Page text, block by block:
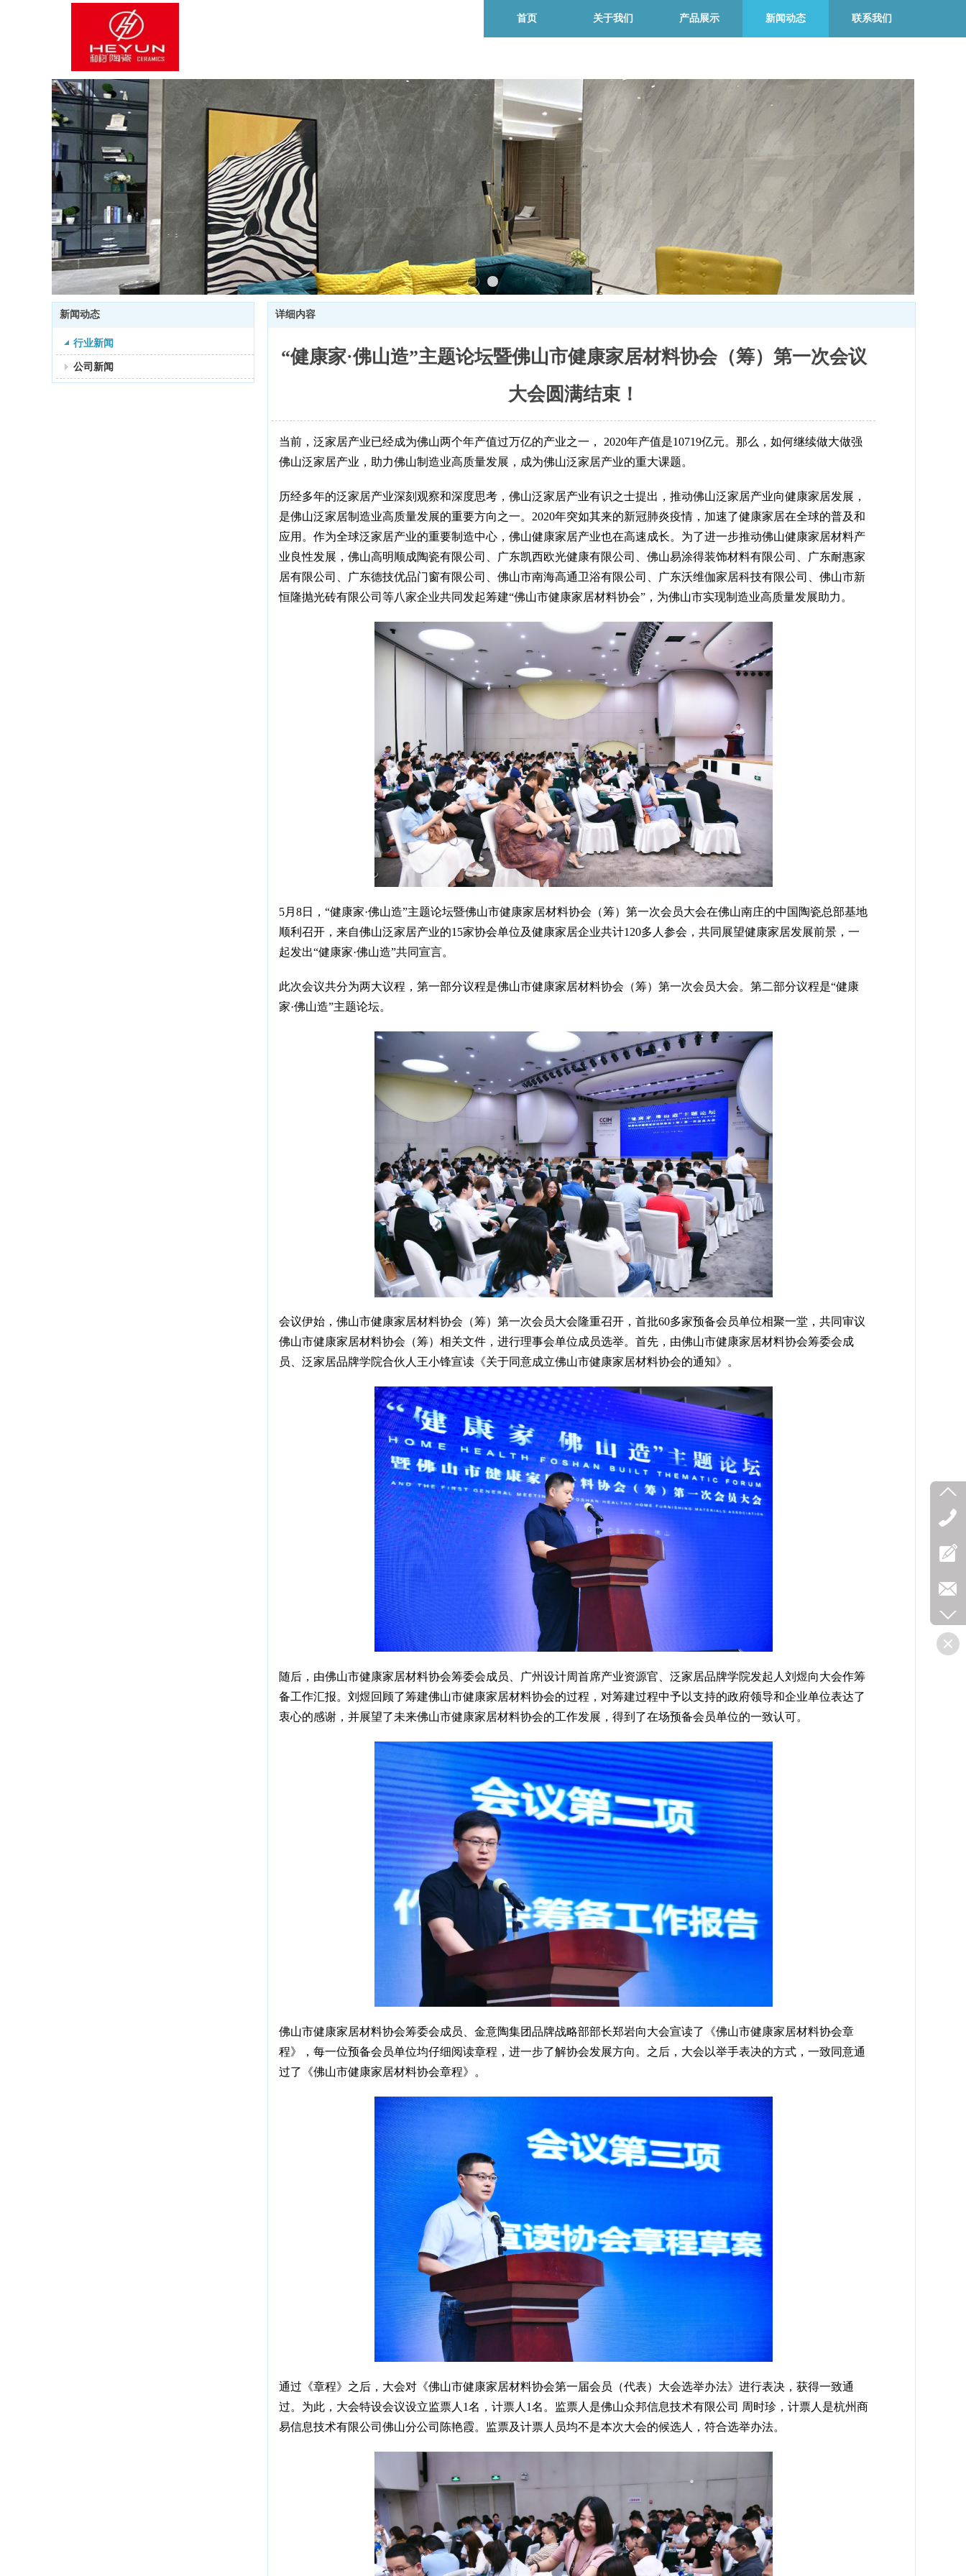
首页 关于我们 产品展示 新闻动态 联系我们
新闻动态
行业新闻
公司新闻
详细内容
“健康家·佛山造”主题论坛暨佛山市健康家居材料协会（筹）第一次会议
大会圆满结束！
当前，泛家居产业已经成为佛山两个年产值过万亿的产业之一， 2020年产值是10719亿元。那么，如何继续做大做强
佛山泛家居产业，助力佛山制造业高质量发展，成为佛山泛家居产业的重大课题。
历经多年的泛家居产业深刻观察和深度思考，佛山泛家居产业有识之士提出，推动佛山泛家居产业向健康家居发展，
是佛山泛家居制造业高质量发展的重要方向之一。2020年突如其来的新冠肺炎疫情，加速了健康家居在全球的普及和
应用。作为全球泛家居产业的重要制造中心，佛山健康家居产业也在高速成长。为了进一步推动佛山健康家居材料产
业良性发展，佛山高明顺成陶瓷有限公司、广东凯西欧光健康有限公司、佛山易涂得装饰材料有限公司、广东耐惠家
居有限公司、广东德技优品门窗有限公司、佛山市南海高通卫浴有限公司、广东沃维伽家居科技有限公司、佛山市新
恒隆抛光砖有限公司等八家企业共同发起筹建“佛山市健康家居材料协会”，为佛山市实现制造业高质量发展助力。
5月8日，“健康家·佛山造”主题论坛暨佛山市健康家居材料协会（筹）第一次会员大会在佛山南庄的中国陶瓷总部基地
顺利召开，来自佛山泛家居产业的15家协会单位及健康家居企业共计120多人参会，共同展望健康家居发展前景，一
起发出“健康家·佛山造”共同宣言。
此次会议共分为两大议程，第一部分议程是佛山市健康家居材料协会（筹）第一次会员大会。第二部分议程是“健康
家·佛山造”主题论坛。
会议伊始，佛山市健康家居材料协会（筹）第一次会员大会隆重召开，首批60多家预备会员单位相聚一堂，共同审议
佛山市健康家居材料协会（筹）相关文件，进行理事会单位成员选举。首先，由佛山市健康家居材料协会筹委会成
员、泛家居品牌学院合伙人王小锋宣读《关于同意成立佛山市健康家居材料协会的通知》。
随后，由佛山市健康家居材料协会筹委会成员、广州设计周首席产业资源官、泛家居品牌学院发起人刘煜向大会作筹
备工作汇报。刘煜回顾了筹建佛山市健康家居材料协会的过程，对筹建过程中予以支持的政府领导和企业单位表达了
衷心的感谢，并展望了未来佛山市健康家居材料协会的工作发展，得到了在场预备会员单位的一致认可。
佛山市健康家居材料协会筹委会成员、金意陶集团品牌战略部部长郑岩向大会宣读了《佛山市健康家居材料协会章
程》，每一位预备会员单位均仔细阅读章程，进一步了解协会发展方向。之后，大会以举手表决的方式，一致同意通
过了《佛山市健康家居材料协会章程》。
通过《章程》之后，大会对《佛山市健康家居材料协会第一届会员（代表）大会选举办法》进行表决，获得一致通
过。为此，大会特设会议设立监票人1名，计票人1名。监票人是佛山众邦信息技术有限公司 周时珍，计票人是杭州商
易信息技术有限公司佛山分公司陈艳霞。监票及计票人员均不是本次大会的候选人，符合选举办法。